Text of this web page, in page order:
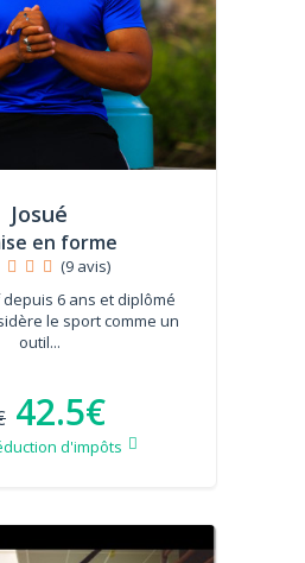
Josué
en forme
(9 avis)
6 ans et diplômé
le sport comme un
outil...
42.5€
d'impôts